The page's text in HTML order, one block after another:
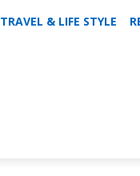
TRAVEL & LIFE STYLE